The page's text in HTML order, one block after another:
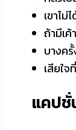
เขาไม่
ถ้ามีเค้
บางค
เสียใ
แคปชั่